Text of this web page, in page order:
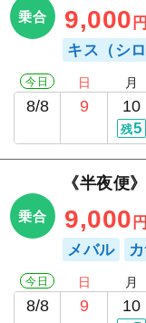
乗合 9,000
キス（シロ
今日
8/8
日
9
月
10
残5
乗合
《半夜便
9,000
メバル
今日
8/8
日
9
月
10